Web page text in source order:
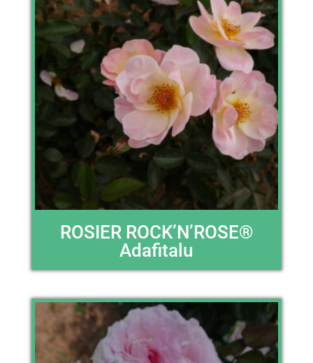
ROSIER ROCK’N’ROSE®
Adafitalu